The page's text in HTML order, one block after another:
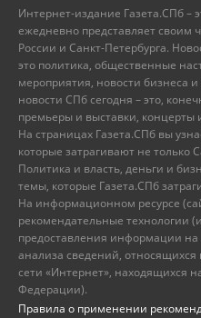
Интернет-издание Газета.СПб –
ежедневно представляет своим
России и Санкт-Петербурга.
это политика, общественные
мероприятия, новости бизнеса
новости СПб сегодня – это,
премьеры и выставки, концерты
На страницах Газета.СПб вы
которые затрагивают не только
Политика и власть, деньги и
темы, которые Газета.СПб
На информационном ресурсе
рекомендательные технологии
предоставления информации на
анализа сведений, относящихся
сети «Интернет», находящихся
Федерации).
Правила о применении